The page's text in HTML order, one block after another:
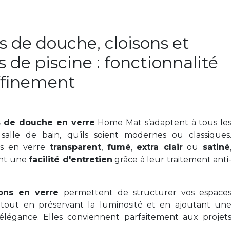
de douche, cloisons et
de piscine : fonctionnalité
de douche en verre Home Mat s’adaptent à tous les
de bain, qu’ils soient modernes ou classiques.
en verre transparent, fumé, extra clairou satiné,
unefacilité d'entretien grâce à leur traitement anti-
en verre permettent de structurer vos espaces
en préservant la luminosité et en ajoutant une
Elles conviennent parfaitement aux projets